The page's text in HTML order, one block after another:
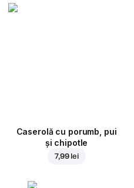
Caserolă cu porumb, pui
și chipotle
7,99 lei